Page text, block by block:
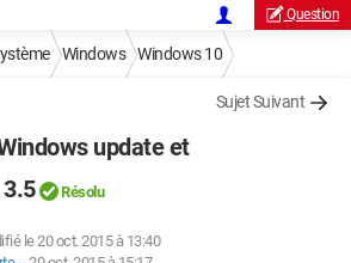
Question
Windows Windows 10
Sujet Suivant
update et
Résolu
le 20 oct. 2015 à 13:40